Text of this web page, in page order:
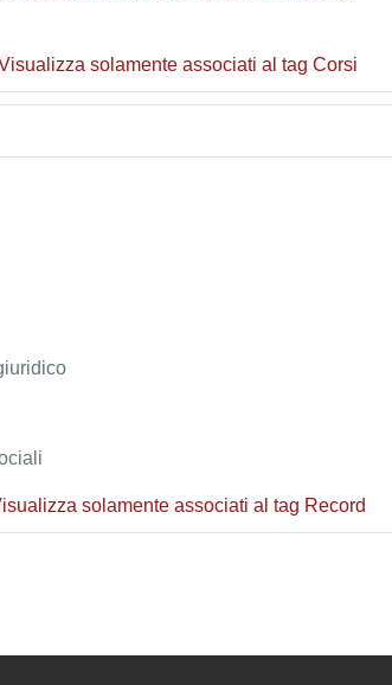
solamente associati al tag Corsi
solamente associati al tag Record